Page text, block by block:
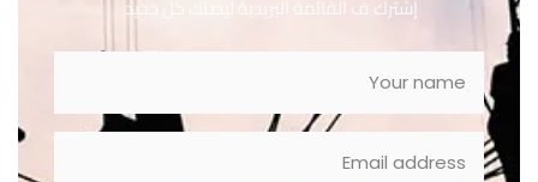
إشترك ف القائمة البريدية ليصلك كل جديد